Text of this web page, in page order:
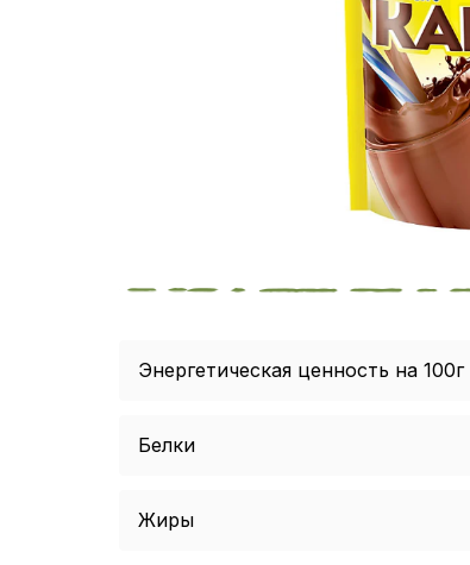
Энергетическая ценность на 100г
Белки
Жиры